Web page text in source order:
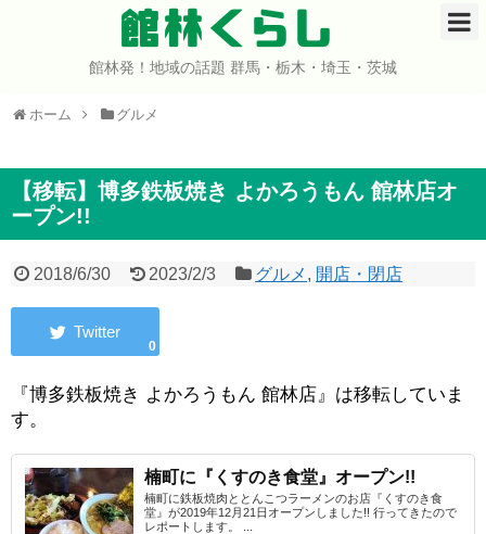
館林くらし
館林発！地域の話題 群馬・栃木・埼玉・茨城
ホーム グルメ
【移転】博多鉄板焼き よかろうもん 館林店オ
ープン!!
2018/6/30 2023/2/3 グルメ , 開店・閉店
0
『博多鉄板焼き よかろうもん 館林店』は移転していま
す。
楠町に『くすのき食堂』オープン!!
楠町に鉄板焼肉ととんこつラーメンのお店『くすのき食
堂』が2019年12月21日オープンしました!! 行ってきたので
レポートします。 ...
ホーム
イベント
グルメ
コミュニティ
宇宙よりも遠い場所